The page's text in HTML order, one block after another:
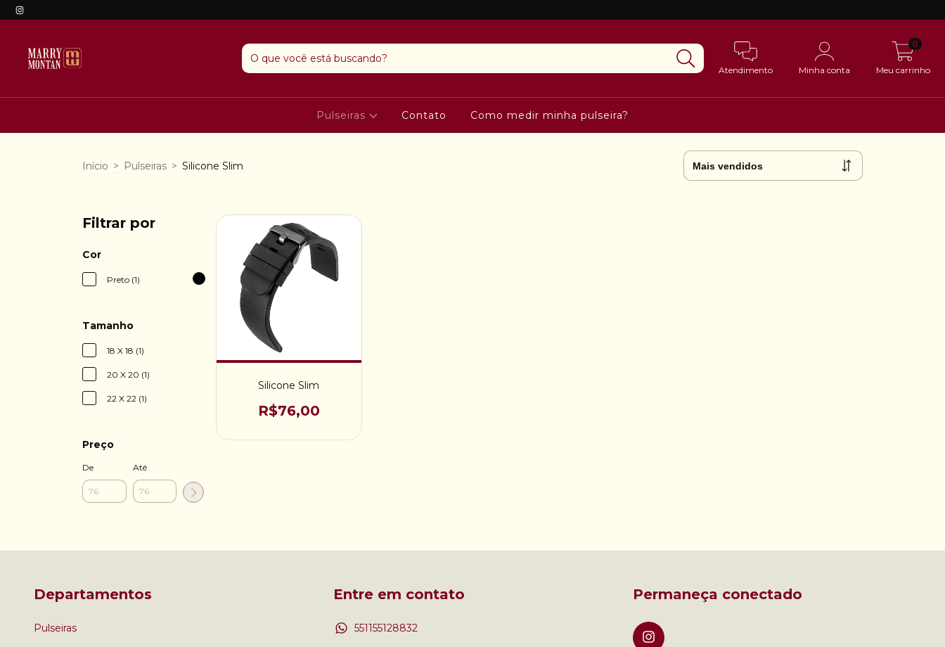
Atendimento Minha conta Meu carrinho
0
Pulseiras Contato Como medir minha pulseira?
Início > Pulseiras > Silicone Slim
Filtrar por
Cor
Preto (1)
Tamanho
18 X 18 (1)
20 X 20 (1)
22 X 22 (1)
Preço
De Até
Silicone Slim
R$76,00
Departamentos
Pulseiras
Entre em contato
551155128832
Permaneça conectado